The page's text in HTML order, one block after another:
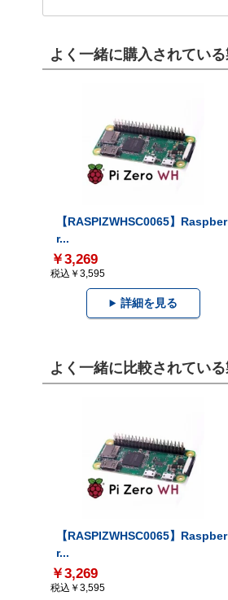
よく一緒に購入されてい
【RASPIZWHSC0065】Raspber
r...
￥3,269
税込￥3,595
詳細を見る
よく一緒に比較されてい
【RASPIZWHSC0065】Raspber
r...
￥3,269
税込￥3,595